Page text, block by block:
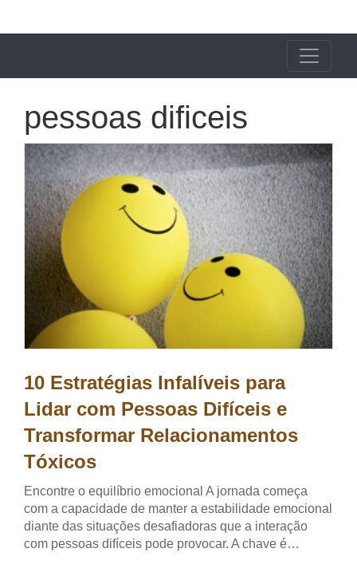
pessoas dificeis
10 Estratégias Infalíveis para
Lidar com Pessoas Difíceis e
Transformar Relacionamentos
Tóxicos
Encontre o equilíbrio emocional A jornada começa
com a capacidade de manter a estabilidade emocional
diante das situações desafiadoras que a interação
com pessoas difíceis pode provocar. A chave é…